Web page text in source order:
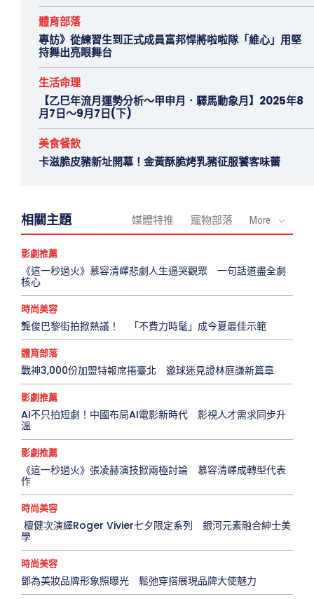
體育部落
專訪》從練習生到正式成員富邦悍將啦啦隊「維心」用堅
持舞出亮眼舞台
生活命理
【乙巳年流月運勢分析～甲申月．驛馬動象月】2025年8
月7日～9月7日(下)
美食餐飲
卡滋脆皮豬新址開幕！金黃酥脆烤乳豬征服饕客味蕾
相關主題 媒體特推 寵物部落 More
影劇推薦
《這一秒過火》慕容清嶧悲劇人生逼哭觀眾 一句話道盡全劇
核心
時尚美容
龔俊巴黎街拍掀熱議！ 「不費力時髦」成今夏最佳示範
體育部落
戰神3,000份加盟特報席捲臺北 邀球迷見證林庭謙新篇章
影劇推薦
AI不只拍短劇！中國布局AI電影新時代 影視人才需求同步升
溫
影劇推薦
《這一秒過火》張凌赫演技掀兩極討論 慕容清嶧成轉型代表
作
時尚美容
檀健次演繹Roger Vivier七夕限定系列 銀河元素融合紳士美
學
時尚美容
鄧為美妝品牌形象照曝光 鬆弛穿搭展現品牌大使魅力